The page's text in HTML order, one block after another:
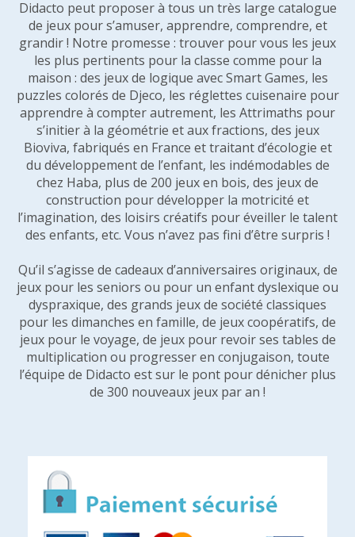
Didacto peut proposer à tous un très large catalogue
de jeux pour s’amuser, apprendre, comprendre, et
grandir ! Notre promesse : trouver pour vous les jeux
les plus pertinents pour la classe comme pour la
maison : des jeux de logique avec Smart Games, les
puzzles colorés de Djeco, les réglettes cuisenaire pour
apprendre à compter autrement, les Attrimaths pour
s’initier à la géométrie et aux fractions, des jeux
Bioviva, fabriqués en France et traitant d’écologie et
du développement de l’enfant, les indémodables de
chez Haba, plus de 200 jeux en bois, des jeux de
construction pour développer la motricité et
l’imagination, des loisirs créatifs pour éveiller le talent
des enfants, etc. Vous n’avez pas fini d’être surpris !
Qu’il s’agisse de cadeaux d’anniversaires originaux, de
jeux pour les seniors ou pour un enfant dyslexique ou
dyspraxique, des grands jeux de société classiques
pour les dimanches en famille, de jeux coopératifs, de
jeux pour le voyage, de jeux pour revoir ses tables de
multiplication ou progresser en conjugaison, toute
l’équipe de Didacto est sur le pont pour dénicher plus
de 300 nouveaux jeux par an !